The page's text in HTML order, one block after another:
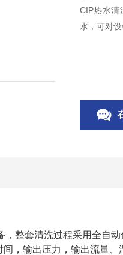
CIP热水清
水，可对
，整套清洗过程采用全自
，输出压力，输出流量